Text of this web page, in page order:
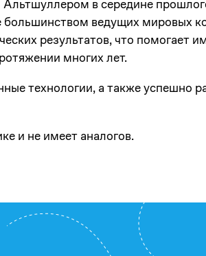
в середине
большинством ведущих мировых
результатов, что помогает
многих лет.
технологии, а также успешно
и не имеет аналогов.